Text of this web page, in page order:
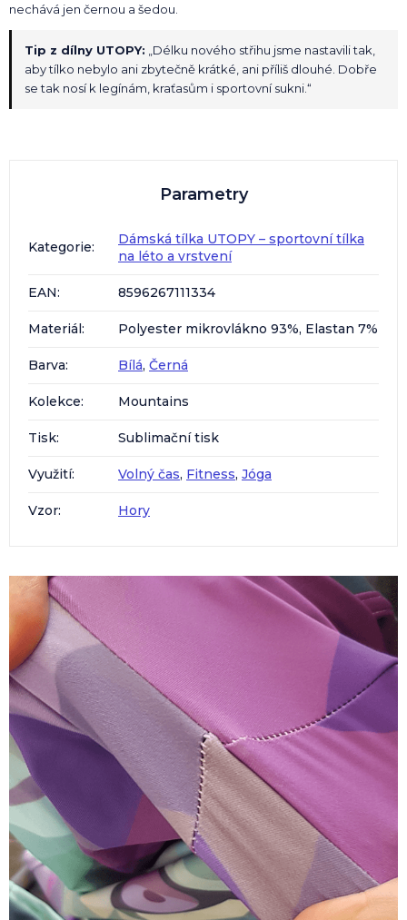
nechává jen černou a šedou.
Tip z dílny UTOPY: „Délku nového střihu jsme nastavili tak,
aby tílko nebylo ani zbytečně krátké, ani příliš dlouhé. Dobře
se tak nosí k legínám, kraťasům i sportovní sukni.“
Parametry
Kategorie:
Dámská tílka UTOPY – sportovní tílka
na léto a vrstvení
EAN: 8596267111334
Materiál: Polyester mikrovlákno 93%, Elastan 7%
Barva: Bílá, Černá
Kolekce: Mountains
Tisk: Sublimační tisk
Využití: Volný čas, Fitness, Jóga
Vzor: Hory